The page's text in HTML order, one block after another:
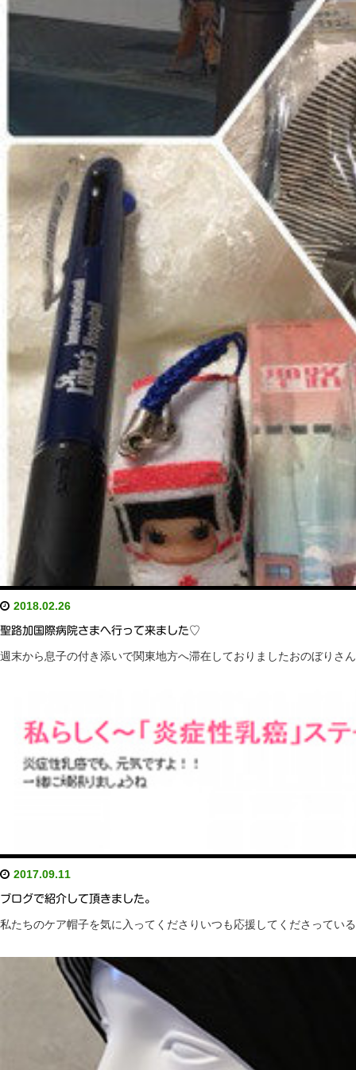
2018.02.26
聖路加国際病院さまへ行って来ました♡
週末から息子の付き添いで関東地方へ滞在しておりましたおのぼりさ
2017.09.11
ブログで紹介して頂きました。
私たちのケア帽子を気に入ってくださりいつも応援してくださってい